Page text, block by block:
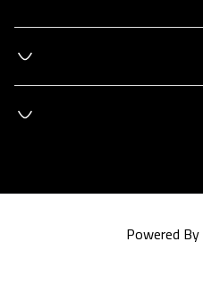
Powered By